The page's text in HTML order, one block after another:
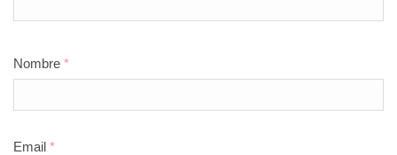
Nombre *
Email *